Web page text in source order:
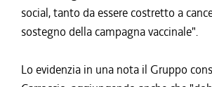
social, tanto da essere costretto a
sostegno della campagna vaccinale".
Lo evidenzia in una nota il Gruppo